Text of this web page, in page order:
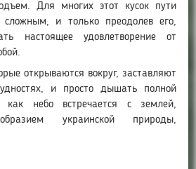
Для многих этот кусок пути
сложным, и только преодолев его,
настоящее удовлетворение от
открываются вокруг, заставляют
и просто дышать полной
как небо встречается с землей,
украинской природы,